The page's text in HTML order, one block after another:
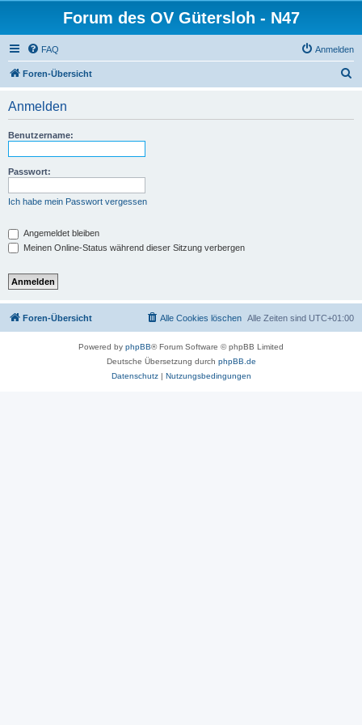
Forum des OV Gütersloh - N47
FAQ Anmelden
Foren-Übersicht
Anmelden
Benutzername:
Passwort:
Ich habe mein Passwort vergessen
Angemeldet bleiben
Meinen Online-Status während dieser Sitzung verbergen
Foren-Übersicht Alle Zeiten sind UTC+01:00
Alle Cookies löschen
Powered by phpBB® Forum Software © phpBB Limited
Deutsche Übersetzung durch phpBB.de
Datenschutz| Nutzungsbedingungen